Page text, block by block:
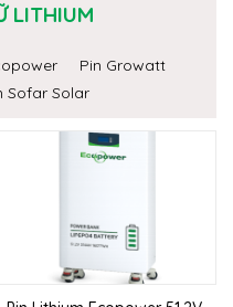
LITHIUM
Pin Growatt
Sofar Solar